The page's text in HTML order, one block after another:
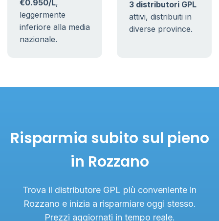
€0.950/L,
leggermente
inferiore alla media
nazionale.
3 distributori GPL
attivi, distribuiti in
diverse province.
Risparmia subito sul pieno
in Rozzano
Trova il distributore GPL più conveniente in
Rozzano e inizia a risparmiare oggi stesso.
Prezzi aggiornati in tempo reale.